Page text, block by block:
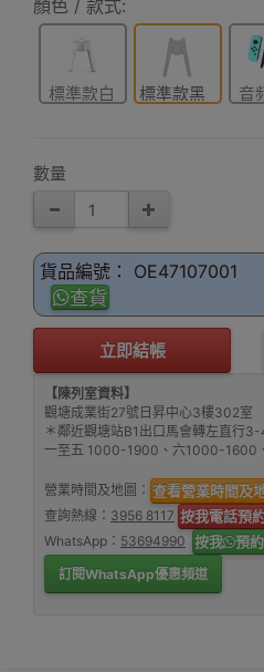
顏色 / 款式:
標準款白
標準款黑
音
數量
貨品編號： OE47107001
查貨
立即結帳
【陳列室資料】
觀塘成業街27號日昇中心3樓302室
＊鄰近觀塘站B1出口馬會轉左直行
一至五 1000-1900、六1000-1600
營業時間及地圖： 查看營業時間及
查詢熱線： 3956 8117 按我電話預
WhatsApp： 53694990 按我 預
訂閱WhatsApp優惠頻道